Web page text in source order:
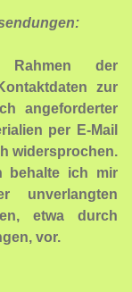
der
zur
angeforderter
per E-Mail
widersprochen.
behalte ich mir
unverlangten
etwa durch
vor.